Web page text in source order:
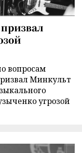
вопросам
Минкульт
угрозой